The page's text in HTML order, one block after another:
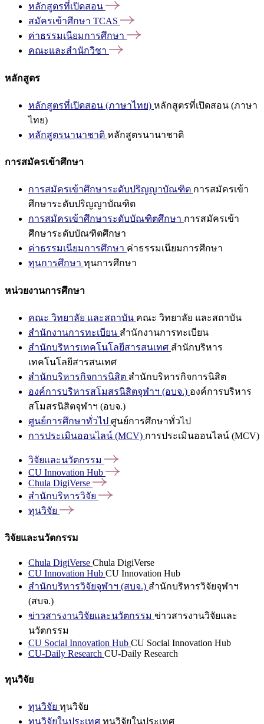
หลักสูตรที่เปิดสอน
สมัครเข้าศึกษา TCAS
ค่าธรรมเนียมการศึกษา
คณะและสำนักวิชา
หลักสูตร
หลักสูตรที่เปิดสอน (ภาษาไทย) หลักสูตรที่เปิดสอน (ภาษา
ไทย)
หลักสูตรนานาชาติ หลักสูตรนานาชาติ
การสมัครเข้าศึกษา
การสมัครเข้าศึกษาระดับปริญญาบัณฑิต การสมัครเข้า
ศึกษาระดับปริญญาบัณฑิต
การสมัครเข้าศึกษาระดับบัณฑิตศึกษา การสมัครเข้า
ศึกษาระดับบัณฑิตศึกษา
ค่าธรรมเนียมการศึกษา ค่าธรรมเนียมการศึกษา
ทุนการศึกษา ทุนการศึกษา
หน่วยงานการศึกษา
คณะ วิทยาลัย และสถาบัน คณะ วิทยาลัย และสถาบัน
สำนักงานการทะเบียน สำนักงานการทะเบียน
สำนักบริหารเทคโนโลยีสารสนเทศ สำนักบริหาร
เทคโนโลยีสารสนเทศ
สำนักบริหารกิจการนิสิต สำนักบริหารกิจการนิสิต
องค์การบริหารสโมสรนิสิตจุฬาฯ (อบจ.) องค์การบริหาร
สโมสรนิสิตจุฬาฯ (อบจ.)
ศูนย์การศึกษาทั่วไป ศูนย์การศึกษาทั่วไป
การประเมินออนไลน์ (MCV) การประเมินออนไลน์ (MCV)
วิจัยและนวัตกรรม
CU Innovation Hub
Chula DigiVerse
สำนักบริหารวิจัย
ทุนวิจัย
วิจัยและนวัตกรรม
Chula DigiVerse Chula DigiVerse
CU Innovation Hub CU Innovation Hub
สำนักบริหารวิจัยจุฬาฯ (สบจ.) สำนักบริหารวิจัยจุฬาฯ
(สบจ.)
ข่าวสารงานวิจัยและนวัตกรรม ข่าวสารงานวิจัยและ
นวัตกรรม
CU Social Innovation Hub CU Social Innovation Hub
CU-Daily Research CU-Daily Research
ทุนวิจัย
ทุนวิจัย ทุนวิจัย
ทุนวิจัยในประเทศ ทุนวิจัยในประเทศ